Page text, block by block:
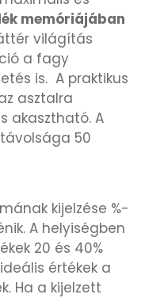
memóriájában
világítás
a fagy
is. A praktikus
asztalra
akasztható. A
50
kijelzése %-
A helyiségben
20 és 40%
értékek a
Ha a kijelzett